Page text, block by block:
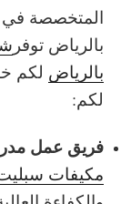
المتخصصة في
بالرياض توفر
بالرياض لكم
لكم:
فريق عمل
مكيفات